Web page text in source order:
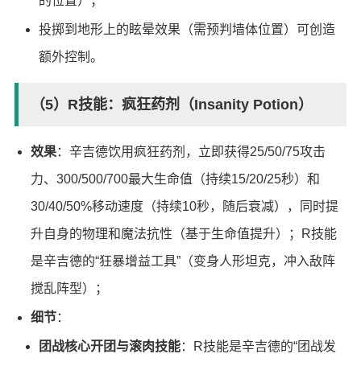
投掷到地形上的眩晕效果（需预判墙体位置）可创造
额外控制。
（5）R技能：疯狂药剂（Insanity Potion）
效果：辛吉德饮用疯狂药剂，立即获得25/50/75攻击
力、300/500/700最大生命值（持续15/20/25秒）和
30/40/50%移动速度（持续10秒，随后衰减），同时提
升自身的物理和魔法抗性（基于生命值提升）；R技能
是辛吉德的“狂暴增益工具”（变身人形坦克，冲入敌阵
搅乱阵型）；
细节：
团战核心开团与滚肉技能：R技能是辛吉德的“团战发